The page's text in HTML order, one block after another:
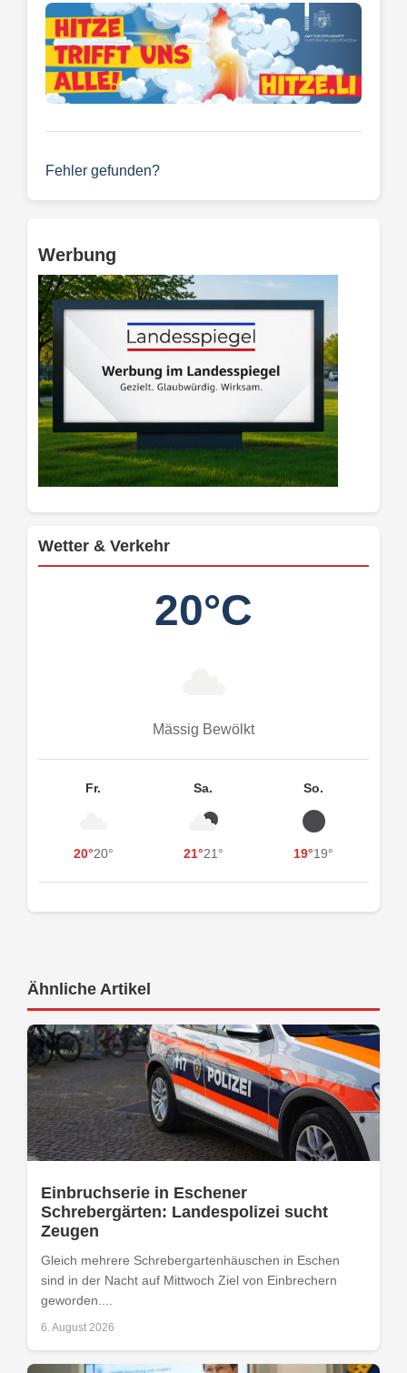
Fehler gefunden?
Werbung
Wetter & Verkehr
20°C
Mässig Bewölkt
Fr.
20°20°
Sa.
21°21°
So.
19°19°
Ähnliche Artikel
Einbruchserie in Eschener
Schrebergärten: Landespolizei sucht
Zeugen
Gleich mehrere Schrebergartenhäuschen in Eschen
sind in der Nacht auf Mittwoch Ziel von Einbrechern
geworden....
6. August 2026